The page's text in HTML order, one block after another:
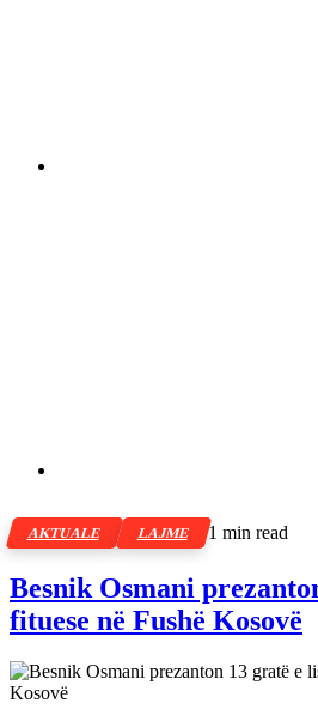
AKTUALE LAJME 1 min read
Besnik Osmani
fituese në Fushë Kosovë